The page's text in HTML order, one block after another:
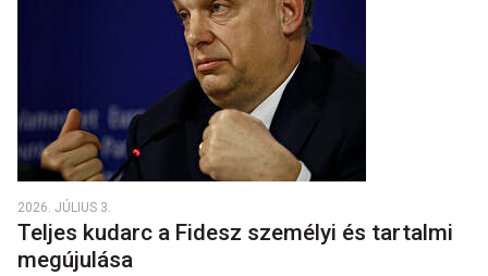
2026. JÚLIUS 3.
Teljes kudarc a Fidesz személyi és tartalmi
megújulása